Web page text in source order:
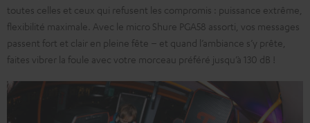
toutes celles et ceux qui refusent les compromis : puissance extrême,
flexibilité maximale. Avec le micro Shure PGA58 assorti, vos messages
passent fort et clair en pleine fête – et quand l’ambiance s’y prête,
faites vibrer la foule avec votre morceau préféré jusqu’à 130 dB !